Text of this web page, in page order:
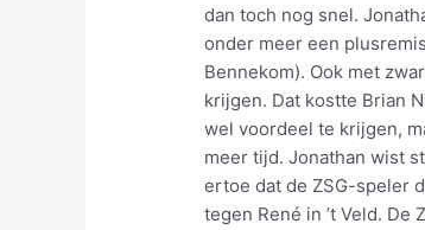
dan toch nog snel.
onder meer een
Bennekom). Ook met
krijgen. Dat kostte Brian
wel voordeel te krijgen,
meer tijd. Jonathan wist
ertoe dat de ZSG-speler
tegen René in ’t Veld.